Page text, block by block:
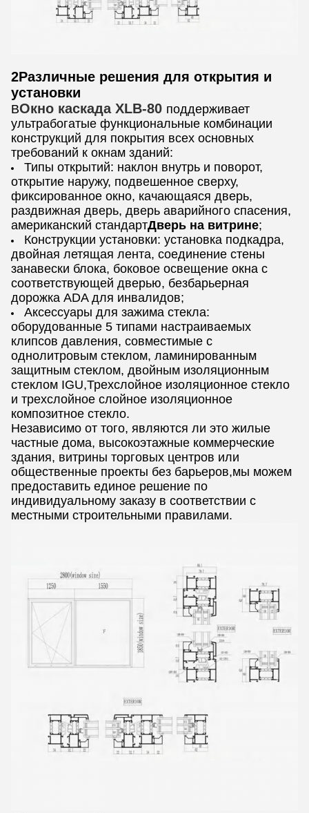
2Различные решения для открытия и
установки
ВОкно каскада XLB-80 поддерживает
ультрабогатые функциональные комбинации
конструкций для покрытия всех основных
требований к окнам зданий:
Типы открытий: наклон внутрь и поворот,
открытие наружу, подвешенное сверху,
фиксированное окно, качающаяся дверь,
раздвижная дверь, дверь аварийного спасения,
американский стандартДверь на витрине;
Конструкции установки: установка подкадра,
двойная летящая лента, соединение стены
занавески блока, боковое освещение окна с
соответствующей дверью, безбарьерная
дорожка ADA для инвалидов;
Аксессуары для зажима стекла:
оборудованные 5 типами настраиваемых
клипсов давления, совместимые с
однолитровым стеклом, ламинированным
защитным стеклом, двойным изоляционным
стеклом IGU,Трехслойное изоляционное стекло
и трехслойное слойное изоляционное
композитное стекло.
Независимо от того, являются ли это жилые
частные дома, высокоэтажные коммерческие
здания, витрины торговых центров или
общественные проекты без барьеров,мы можем
предоставить единое решение по
индивидуальному заказу в соответствии с
местными строительными правилами.